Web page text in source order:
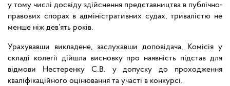
у тому числі досвіду здійснення представництва в публічно-
правових спорах в адміністративних судах, тривалістю не
менше ніж дев’ять років.
Урахувавши викладене, заслухавши доповідача, Комісія у
складі колегії дійшла висновку про наявність підстав для
відмови Нестеренку С.В. у допуску до проходження
кваліфікаційного оцінювання та участі в конкурсі.